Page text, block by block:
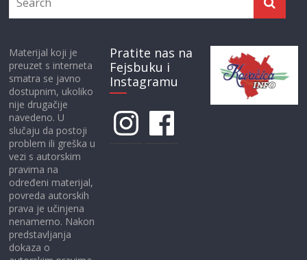
Materijal koji je
preuzet s interneta
smatra se javno
dostupnim, ukoliko
nije drugačije
navedeno. U
slučaju da postoji
problem ili greška u
vezi s autorskim
pravima na
određeni materijal,
povreda autorskih
prava je učinjena
nenamerno. Nakon
predstavljanja
dokaza o
Pratite nas na
Fejsbuku i
Instagramu
InstagramFacebook